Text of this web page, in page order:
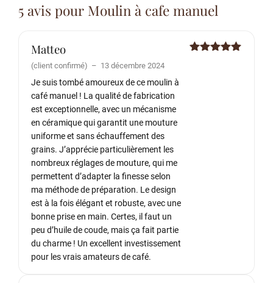
5 avis pour Moulin à cafe manuel
Matteo
(client confirmé) – 13 décembre 2024
Je suis tombé amoureux de ce moulin à
café manuel ! La qualité de fabrication
est exceptionnelle, avec un mécanisme
en céramique qui garantit une mouture
uniforme et sans échauffement des
grains. J’apprécie particulièrement les
nombreux réglages de mouture, qui me
permettent d’adapter la finesse selon
ma méthode de préparation. Le design
est à la fois élégant et robuste, avec une
bonne prise en main. Certes, il faut un
peu d’huile de coude, mais ça fait partie
du charme ! Un excellent investissement
pour les vrais amateurs de café.